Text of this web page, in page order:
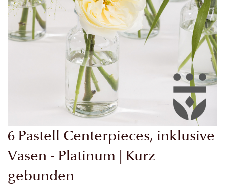
6 Pastell Centerpieces, inklusive
Vasen - Platinum | Kurz
gebunden
Zum
Anfang
der
springen